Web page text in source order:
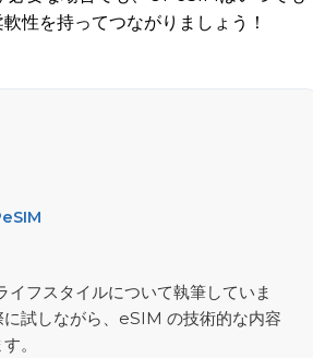
性を持ってつながりましょう！
フスタイルについて執筆していま
試しながら、eSIM の技術的な内容
。